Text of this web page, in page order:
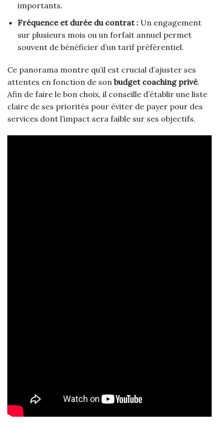
importants.
Fréquence et durée du contrat :Un engagement
sur plusieurs mois ou un forfait annuel permet
souvent de bénéficier d’un tarif préférentiel.
Ce panorama montre qu’il est crucial d’ajuster ses
attentes en fonction de son budget coaching privé.
Afin de faire le bon choix, il conseille d’établir une liste
claire de ses priorités pour éviter de payer pour des
services dont l’impact sera faible sur ses objectifs.